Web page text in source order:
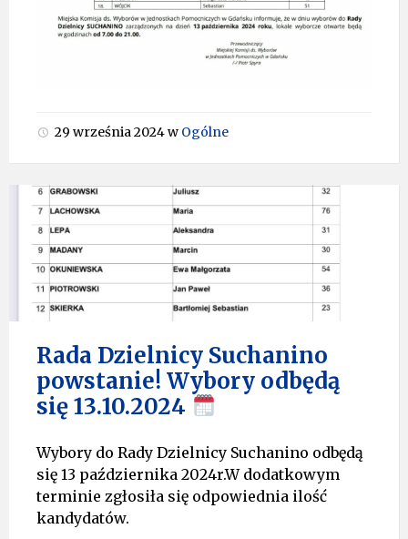
29 września 2024w Ogólne
Rada Dzielnicy Suchanino
powstanie! Wybory odbędą
się 13.10.2024
Wybory do Rady Dzielnicy Suchanino odbędą
się 13 października 2024r.W dodatkowym
terminie zgłosiła się odpowiednia ilość
kandydatów.